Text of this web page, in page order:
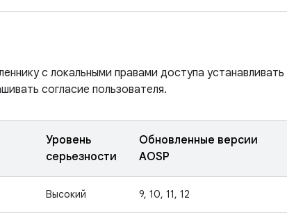
с локальными правами доступа устанавливать
согласие пользователя.
Уровень
серьезности
Обновленные версии
AOSP
Высокий 9, 10, 11, 12